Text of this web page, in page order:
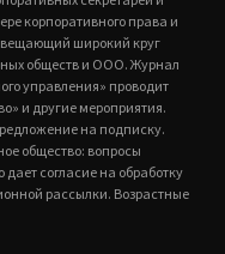
корпоративного права и
широкий круг
обществ и ООО. Журнал
управления» проводит
и другие мероприятия.
на подписку.
общество: вопросы
согласие на обработку
рассылки. Возрастные